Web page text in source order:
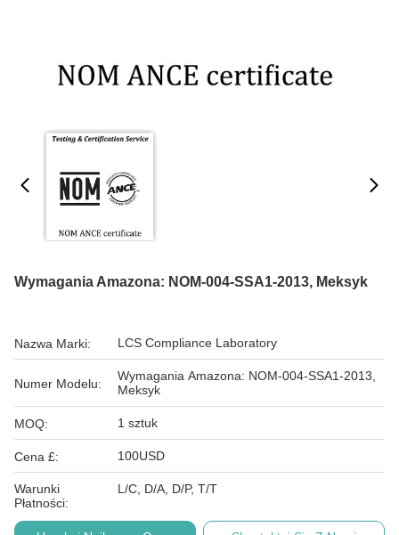
Wymagania Amazona: NOM-004-SSA1-2013, Meksyk
Nazwa Marki: LCS Compliance Laboratory
Numer Modelu:
Wymagania Amazona: NOM-004-SSA1-2013,
Meksyk
MOQ: 1 sztuk
Cena £: 100USD
Warunki
Płatności:
L/C, D/A, D/P, T/T